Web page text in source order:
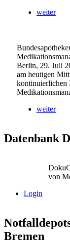
weiter
Berlin, 29. Juli
am heutigen
kontinuierlichen
weiter
Datenbank
von
Login
Bremen